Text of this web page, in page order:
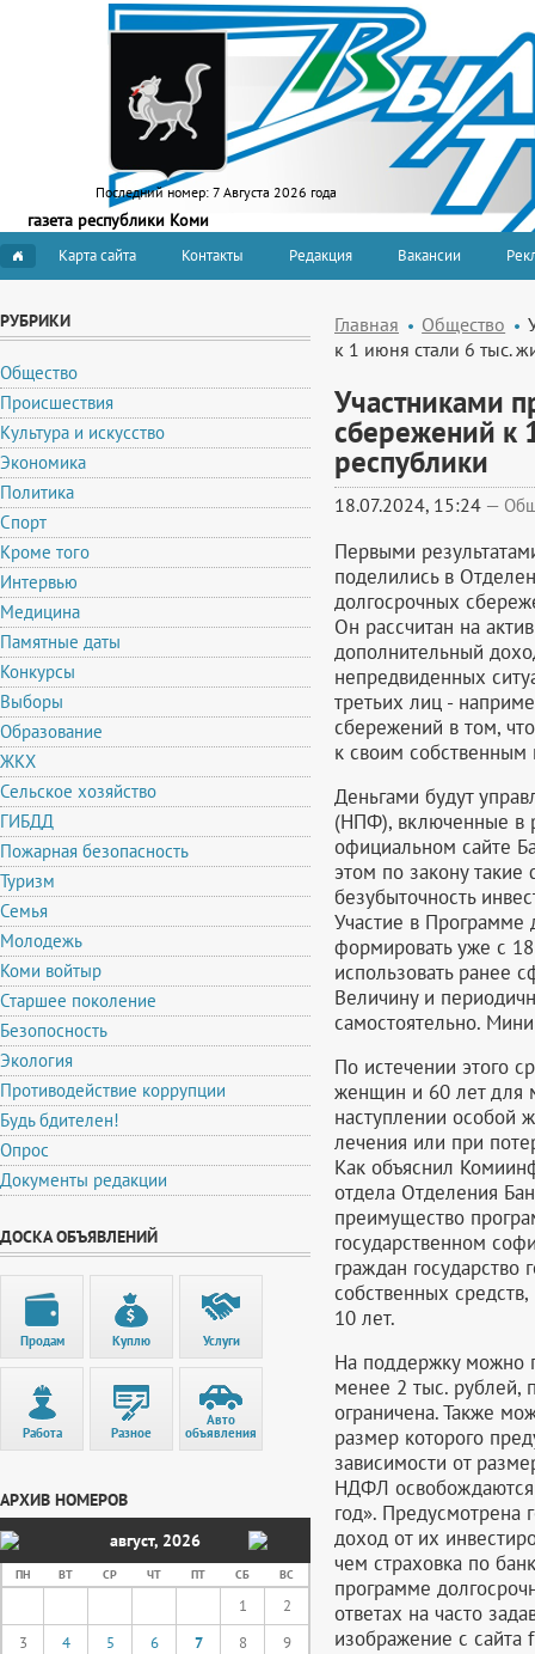
Последний номер: 7 Августа 2026 года
газета республики Коми
Карта сайта Контакты Редакция Вакансии
РУБРИКИ
Общество
Происшествия
Культура и искусство
Экономика
Политика
Спорт
Кроме того
Интервью
Медицина
Памятные даты
Конкурсы
Выборы
Образование
ЖКХ
Сельское хозяйство
ГИБДД
Пожарная безопасность
Туризм
Семья
Молодежь
Коми войтыр
Старшее поколение
Безопосность
Экология
Противодействие коррупции
Будь бдителен!
Опрос
Документы редакции
ДОСКА ОБЪЯВЛЕНИЙ
Продам Куплю Услуги
Работа Разное
Авто
объявления
АРХИВ НОМЕРОВ
август, 2026
ПН ВТ СР ЧТ ПТ СБ ВС
1
2
3
4 5 6 7 8
9
Главная Общество
к 1 июня стали 6 тыс.
Участниками
сбережений к
республики
18.07.2024, 15:24 —
Первыми
поделились в
долгосрочных
Он рассчитан на
дополнительный
непредвиденных
третьих лиц -
сбережений в том,
к своим собственным
Деньгами будут
(НПФ), включенные в
официальном сайте
этом по закону
безубыточность
Участие в Программе
формировать уже с
использовать ранее
Величину и
самостоятельно.
По истечении этого
женщин и 60 лет для
наступлении особой
лечения или при
Как объяснил
отдела Отделения
преимущество
государственном
граждан государство
собственных
10 лет.
На поддержку можно
менее 2 тыс. рублей,
ограничена. Также
размер которого
зависимости от
НДФЛ
год». Предусмотрена
доход от их
чем страховка по
программе
ответах на часто
изображение с